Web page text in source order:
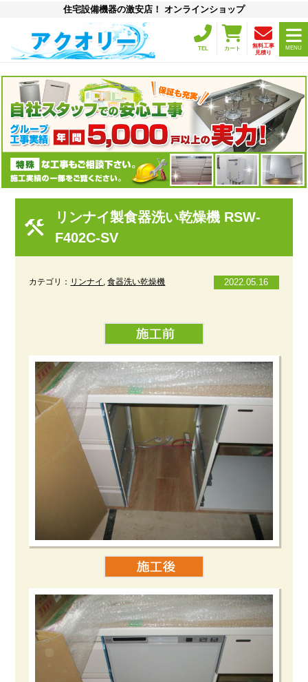
住宅設備機器の激安店！ オンラインショップ
TEL カート
無料工事
見積り
MENU
リンナイ製食器洗い乾燥機 RSW-
F402C-SV
カテゴリ： リンナイ ,食器洗い乾燥機 2022.05.16